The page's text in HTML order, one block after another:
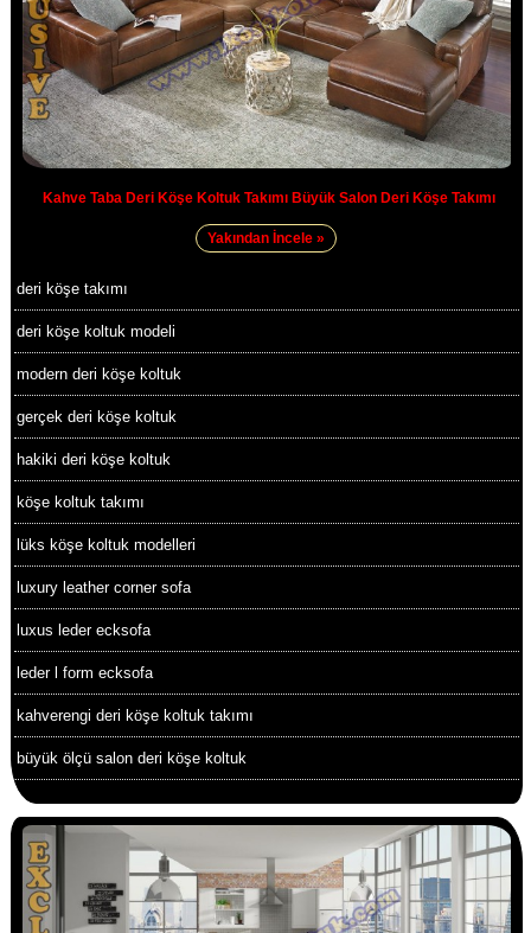
Kahve Taba Deri Köşe Koltuk Takımı Büyük Salon Deri Köşe Takımı
Yakından İncele »
deri köşe takımı
deri köşe koltuk modeli
modern deri köşe koltuk
gerçek deri köşe koltuk
hakiki deri köşe koltuk
köşe koltuk takımı
lüks köşe koltuk modelleri
luxury leather corner sofa
luxus leder ecksofa
leder l form ecksofa
kahverengi deri köşe koltuk takımı
büyük ölçü salon deri köşe koltuk